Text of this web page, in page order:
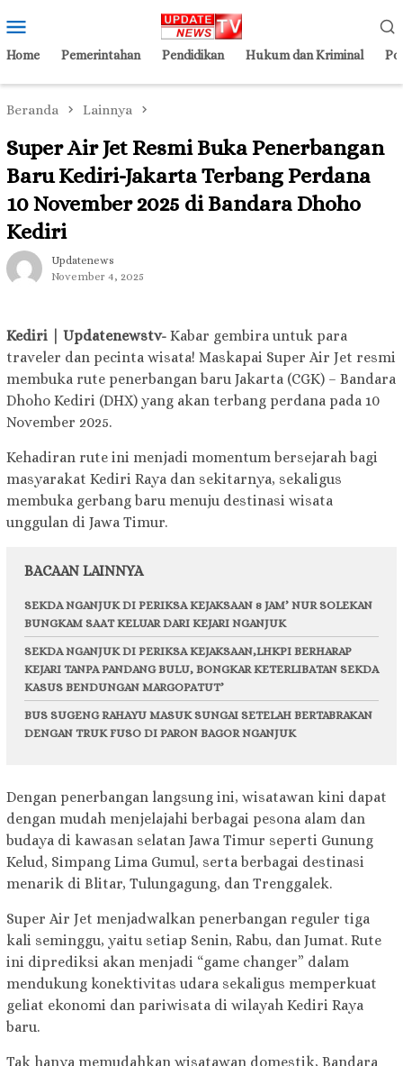
ke
kontenMobile
Home Pemerintahan Pendidikan Hukum dan Kriminal
Beranda Lainnya
Super Air Jet Resmi Buka Penerbangan
Baru Kediri-Jakarta Terbang Perdana
10 November 2025 di Bandara Dhoho
Kediri
Updatenews
November 4, 2025
Kediri | Updatenewstv- Kabar gembira untuk para
traveler dan pecinta wisata! Maskapai Super Air Jet resmi
membuka rute penerbangan baru Jakarta (CGK) – Bandara
Dhoho Kediri (DHX) yang akan terbang perdana pada 10
November 2025.
Kehadiran rute ini menjadi momentum bersejarah bagi
masyarakat Kediri Raya dan sekitarnya, sekaligus
membuka gerbang baru menuju destinasi wisata
unggulan di Jawa Timur.
BACAAN LAINNYA
SEKDA NGANJUK DI PERIKSA KEJAKSAAN 8 JAM’ NUR SOLEKAN
BUNGKAM SAAT KELUAR DARI KEJARI NGANJUK
SEKDA NGANJUK DI PERIKSA KEJAKSAAN,LHKPI BERHARAP
KEJARI TANPA PANDANG BULU, BONGKAR KETERLIBATAN SEKDA
KASUS BENDUNGAN MARGOPATUT’
BUS SUGENG RAHAYU MASUK SUNGAI SETELAH BERTABRAKAN
DENGAN TRUK FUSO DI PARON BAGOR NGANJUK
Dengan penerbangan langsung ini, wisatawan kini dapat
dengan mudah menjelajahi berbagai pesona alam dan
budaya di kawasan selatan Jawa Timur seperti Gunung
Kelud, Simpang Lima Gumul, serta berbagai destinasi
menarik di Blitar, Tulungagung, dan Trenggalek.
Super Air Jet menjadwalkan penerbangan reguler tiga
kali seminggu, yaitu setiap Senin, Rabu, dan Jumat. Rute
ini diprediksi akan menjadi “game changer” dalam
mendukung konektivitas udara sekaligus memperkuat
geliat ekonomi dan pariwisata di wilayah Kediri Raya
baru.
Tak hanya memudahkan wisatawan domestik, Bandara